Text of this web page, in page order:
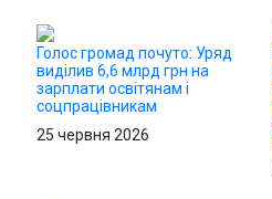
Голос громад почуто: Уряд
виділив 6,6 млрд грн на
зарплати освітянам і
соцпрацівникам
25 червня 2026